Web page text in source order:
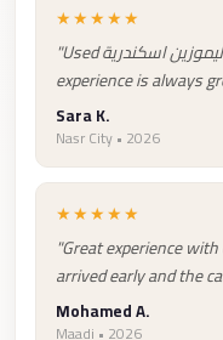
★★★★★
"Used حجز ليموزين اسكندرية several times and the
experience is always
Sara K.
Nasr City • 2026
★★★★★
"Great experience with حجز ليموزين اسكندرية. The driver
arrived early and the
Mohamed A.
Maadi • 2026
Airport
Limousine
Company
Cairo
Limousine
Companies